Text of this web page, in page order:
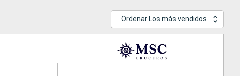
Ordenar Los más vendidos